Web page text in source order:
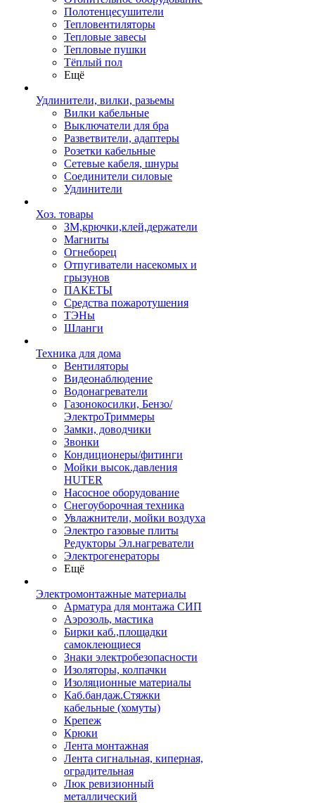
Полотенцесушители
Тепловентиляторы
Тепловые завесы
Тепловые пушки
Тёплый пол
Ещё
Удлинители, вилки, разьемы
Вилки кабельные
Выключатели для бра
Разветвители, адаптеры
Розетки кабельные
Сетевые кабеля, шнуры
Соединители силовые
Удлинители
Хоз. товары
ЗМ,крючки,клей,держатели
Магниты
Огнеборец
Отпугиватели насекомых и
грызунов
ПАКЕТЫ
Средства пожаротушения
ТЭНы
Шланги
Техника для дома
Вентиляторы
Видеонаблюдение
Водонагреватели
Газонокосилки, Бензо/
ЭлектроТриммеры
Замки, доводчики
Звонки
Кондиционеры/фитинги
Мойки высок.давления
HUTER
Насосное оборудование
Снегоуборочная техника
Увлажнители, мойки воздуха
Электро газовые плиты
Редукторы Эл.нагреватели
Электрогенераторы
Ещё
Электромонтажные материалы
Арматура для монтажа СИП
Аэрозоль, мастика
Бирки каб.,площадки
самоклеющиеся
Знаки электробезопасности
Изоляторы, колпачки
Изоляционные материалы
Каб.бандаж.Стяжки
кабельные (хомуты)
Крепеж
Крюки
Лента монтажная
Лента сигнальная, киперная,
оградительная
Люк ревизионный
металлический